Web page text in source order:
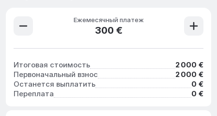
Ежемесячный платеж
300 €
Итоговая стоимость
2 000 €
Первоначальный взнос
2 000 €
Останется выплатить
0 €
Переплата
0 €